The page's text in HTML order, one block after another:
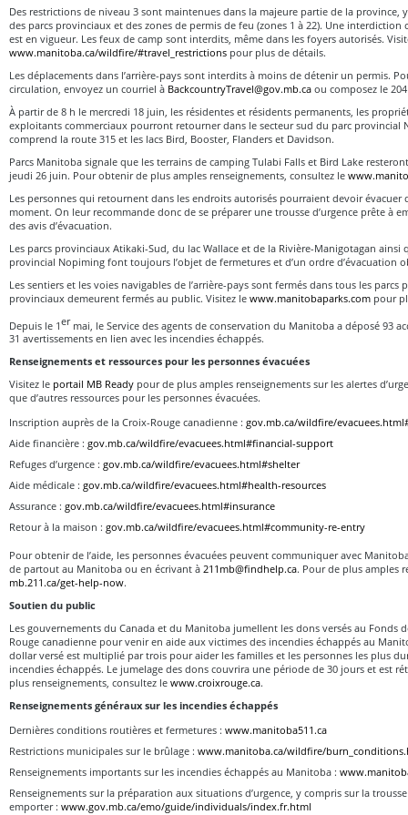
Des restrictions de niveau 3 sont maintenues dans la majeure partie de la province,
des parcs provinciaux et des zones de permis de feu (zones 1 à 22). Une
est en vigueur. Les feux de camp sont interdits, même dans les foyers autorisés.
www.manitoba.ca/wildfire/#travel_restrictions pour plus de détails.
Les déplacements dans l’arrière-pays sont interdits à moins de détenir un permis.
circulation, envoyez un courriel à BackcountryTravel@gov.mb.ca ou composez le
À partir de 8 h le mercredi 18 juin, les résidentes et résidents permanents, les
exploitants commerciaux pourront retourner dans le secteur sud du parc provincial
comprend la route 315 et les lacs Bird, Booster, Flanders et Davidson.
Parcs Manitoba signale que les terrains de camping Tulabi Falls et Bird Lake
jeudi 26 juin. Pour obtenir de plus amples renseignements, consultez le
Les personnes qui retournent dans les endroits autorisés pourraient devoir évacuer
moment. On leur recommande donc de se préparer une trousse d’urgence prête à
des avis d’évacuation.
Les parcs provinciaux Atikaki-Sud, du lac Wallace et de la Rivière-Manigotagan ainsi
provincial Nopiming font toujours l’objet de fermetures et d’un ordre d’évacuation
Les sentiers et les voies navigables de l’arrière-pays sont fermés dans tous les parcs
provinciaux demeurent fermés au public. Visitez le www.manitobaparks.com pour
Depuis le 1ermai, le Service des agents de conservation du Manitoba a déposé 93
31 avertissements en lien avec les incendies échappés.
Renseignements et ressources pour les personnes évacuées
Visitez le portail MB Ready pour de plus amples renseignements sur les alertes
que d’autres ressources pour les personnes évacuées.
Inscription auprès de la Croix-Rouge canadienne : gov.mb.ca/wildfire/
Aide financière : gov.mb.ca/wildfire/evacuees.html#financial-support
Refuges d’urgence : gov.mb.ca/wildfire/evacuees.html#shelter
Aide médicale : gov.mb.ca/wildfire/evacuees.html#health-resources
Assurance : gov.mb.ca/wildfire/evacuees.html#insurance
Retour à la maison : gov.mb.ca/wildfire/evacuees.html#community-re-entry
Pour obtenir de l’aide, les personnes évacuées peuvent communiquer avec
de partout au Manitoba ou en écrivant à 211mb@findhelp.ca. Pour de plus amples
mb.211.ca/get-help-now.
Soutien du public
Les gouvernements du Canada et du Manitoba jumellent les dons versés au Fonds
Rouge canadienne pour venir en aide aux victimes des incendies échappés au
dollar versé est multiplié par trois pour aider les familles et les personnes les plus
incendies échappés. Le jumelage des dons couvrira une période de 30 jours et est
plus renseignements, consultez le www.croixrouge.ca.
Renseignements généraux sur les incendies échappés
Dernières conditions routières et fermetures : www.manitoba511.ca
Restrictions municipales sur le brûlage : www.manitoba.ca/wildfire/
Renseignements importants sur les incendies échappés au Manitoba :
Renseignements sur la préparation aux situations d’urgence, y compris sur la
emporter : www.gov.mb.ca/emo/guide/individuals/index.fr.html